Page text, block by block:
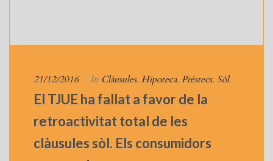
21/12/2016 | In Clàusules, Hipoteca, Préstecs, Sòl
El TJUE ha fallat a favor de la
retroactivitat total de les
clàusules sòl. Els consumidors